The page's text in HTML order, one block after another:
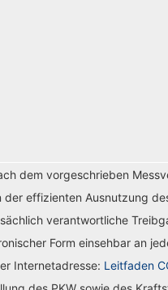
dem vorgeschrieben
der effizienten Ausnutzung
verantwortliche
Form einsehbar an
Internetadresse: Leitfaden